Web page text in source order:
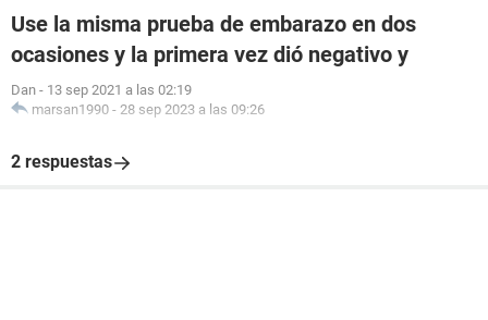
Use la misma prueba de embarazo en dos
ocasiones y la primera vez dió negativo y
Dan - 13 sep 2021 a las 02:19
marsan1990 - 28 sep 2023 a las 09:26
2 respuestas